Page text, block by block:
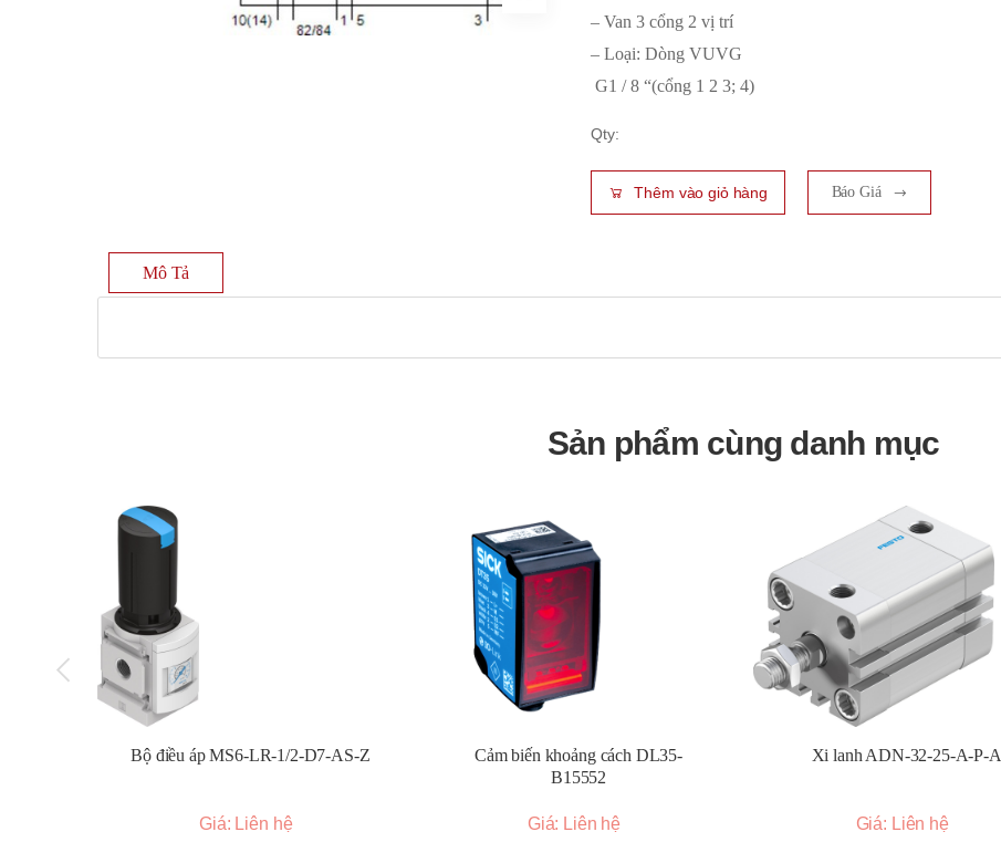
– Van 3 cổng 2 vị trí
– Loại: Dòng VUVG
G1 / 8 “(cổng 1 2 3; 4)
Qty:
Thêm vào giỏ hàng Báo Giá
Mô Tả
Sản phẩm cùng danh mục
Bộ điều áp MS6-LR-1/2-D7-AS-Z
Giá: Liên hệ
Cảm biến khoảng cách DL35-
B15552
Giá: Liên hệ
Xi lanh ADN-32-25-A-P-A
Giá: Liên hệ